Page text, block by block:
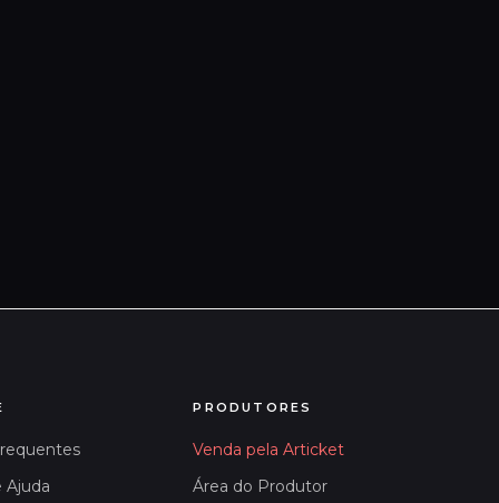
Ajuda
PRODUTORES
Venda pela Articket
Área do Produtor